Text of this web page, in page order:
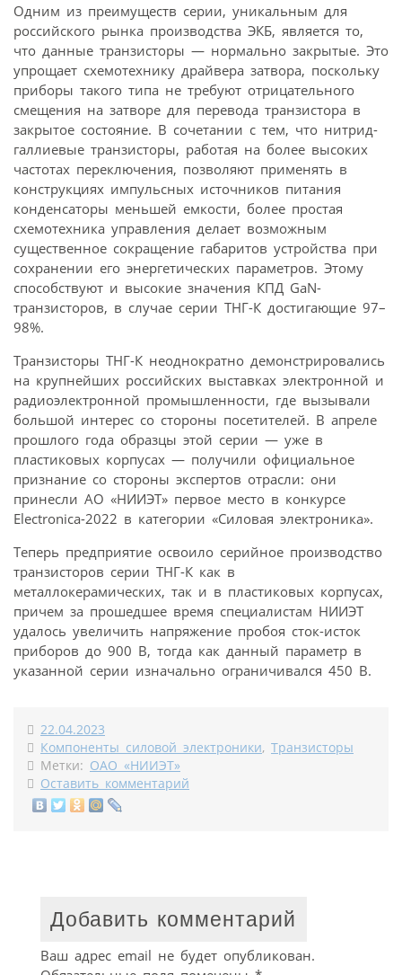
Одним из преимуществ серии, уникальным для
российского рынка производства ЭКБ, является то,
что данные транзисторы — нормально закрытые. Это
упрощает схемотехнику драйвера затвора, поскольку
приборы такого типа не требуют отрицательного
смещения на затворе для перевода транзистора в
закрытое состояние. В сочетании с тем, что нитрид-
галлиевые транзисторы, работая на более высоких
частотах переключения, позволяют применять в
конструкциях импульсных источников питания
конденсаторы меньшей емкости, более простая
схемотехника управления делает возможным
существенное сокращение габаритов устройства при
сохранении его энергетических параметров. Этому
способствуют и высокие значения КПД GaN-
транзисторов, в случае серии ТНГ-К достигающие 97–
98%.
Транзисторы ТНГ-К неоднократно демонстрировались
на крупнейших российских выставках электронной и
радиоэлектронной промышленности, где вызывали
большой интерес со стороны посетителей. В апреле
прошлого года образцы этой серии — уже в
пластиковых корпусах — получили официальное
признание со стороны экспертов отрасли: они
принесли АО «НИИЭТ» первое место в конкурсе
Electronica-2022 в категории «Силовая электроника».
Теперь предприятие освоило серийное производство
транзисторов серии ТНГ-К как в
металлокерамических, так и в пластиковых корпусах,
причем за прошедшее время специалистам НИИЭТ
удалось увеличить напряжение пробоя сток-исток
приборов до 900 В, тогда как данный параметр в
указанной серии изначально ограничивался 450 В.
22.04.2023
Компоненты силовой электроники, Транзисторы
Метки: ОАО «НИИЭТ»
Оставить комментарий
Добавить комментарий
Ваш адрес email не будет опубликован.